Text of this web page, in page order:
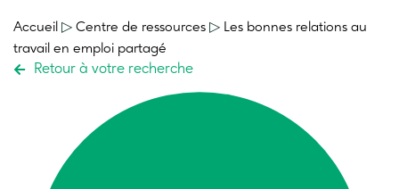
Accueil ▷ Centre de ressources ▷ Les bonnes relations au
travail en emploi partagé
Retour à votre recherche